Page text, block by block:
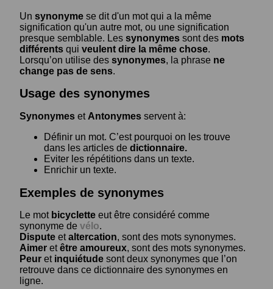
Un synonyme se dit d'un mot qui a la même
signification qu'un autre mot, ou une signification
presque semblable. Les synonymes sont des mots
différents qui veulent dire la même chose.
Lorsqu’on utilise des synonymes, la phrase ne
change pas de sens.
Usage des synonymes
Synonymes et Antonymes servent à:
Définir un mot. C’est pourquoi on les trouve
dans les articles de dictionnaire.
Eviter les répétitions dans un texte.
Enrichir un texte.
Exemples de synonymes
Le mot bicyclette eut être considéré comme
synonyme de vélo.
Dispute etaltercation, sont des mots synonymes.
Aimer etêtre amoureux, sont des mots synonymes.
Peur et inquiétude sont deux synonymes que l’on
retrouve dans ce dictionnaire des synonymes en
ligne.